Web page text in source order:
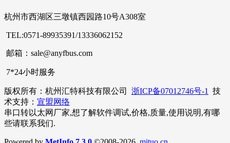
杭州市西湖区三墩镇西园路10号A308室
TEL:0571-89935391/13336062152
邮箱：sale@anyfbus.com
7*24小时服务
版权所有：杭州汇特科技有限公司 浙ICP备07012746号-1
技
术支持： 宣盟网络
串口转以太网厂家,想了解软件调试,价格,质量,使用说明,有哪
些请联系我们.